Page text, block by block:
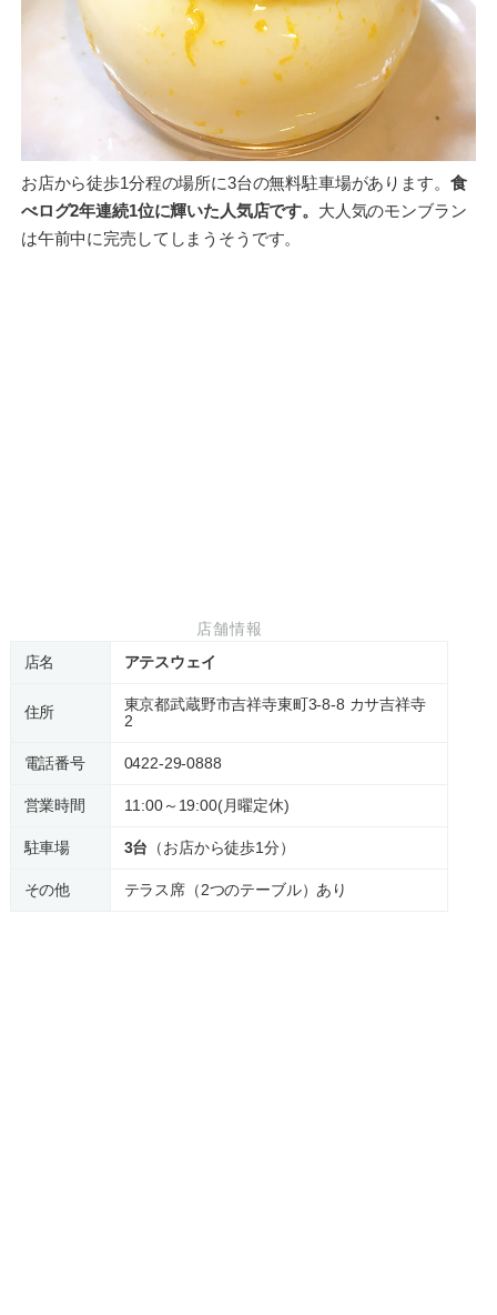
お店から徒歩1分程の場所に3台の無料駐車場があります。 食
べログ2年連続1位に輝いた人気店です。 大人気のモンブラン
は午前中に完売してしまうそうです。
店舗情報
店名
アテスウェイ
住所
東京都武蔵野市吉祥寺東町3-8-8 カサ吉祥寺
2
電話番号 0422-29-0888
営業時間 11:00～19:00(月曜定休)
駐車場 3台 （お店から徒歩1分）
その他 テラス席（2つのテーブル）あり